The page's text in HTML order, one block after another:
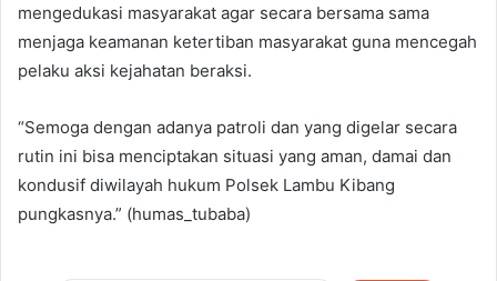
mengedukasi masyarakat agar secara bersama sama
menjaga keamanan ketertiban masyarakat guna mencegah
pelaku aksi kejahatan beraksi.
“Semoga dengan adanya patroli dan yang digelar secara
rutin ini bisa menciptakan situasi yang aman, damai dan
kondusif diwilayah hukum Polsek Lambu Kibang
pungkasnya.” (humas_tubaba)